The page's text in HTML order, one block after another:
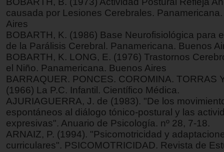
causada por Lesiones Cerebrales.
Aires
BOBARTH, K. (1986) Base Neurofisiológica para
de la Parálisis Cerebral. Panamericana. Buenos
BOBARTH, K. LONG, E. (1976) Trastornos
el Niño. Panamericana. Buenos Aires
BARRAQUER. PONCES. COROMINA. TORRAS
(1966) La P.C. Infantil. Científico Médica.
AJURIAGUERRA, J. de (1983). "De los
espontáneos al diálogo tónico-postural y las
expresivas". Anuario de Psicología. nº 28, 7-18.
ARNAIZ, P. (1994). "Psicomotricidad y
curriculares". PSICOMOTRICIDAD. Revista de